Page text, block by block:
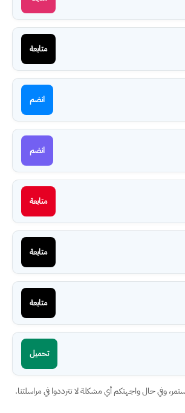
متابعة
انضم
انضم
متابعة
متابعة
متابعة
تحميل
وفي حال واجهتكم أي مشكلة لا تترددوا في مراسلتنا.